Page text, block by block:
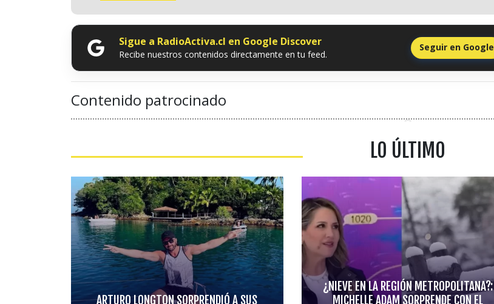
Sigue a RadioActiva.cl en Google Discover
Recibe nuestros contenidos directamente en tu feed.
Seguir en Google
Contenido patrocinado
LO ÚLTIMO
ARTURO LONGTON SORPRENDIÓ A SUS
¿NIEVE EN LA REGIÓN METROPOLITANA?:
MICHELLE ADAM SORPRENDE CON EL